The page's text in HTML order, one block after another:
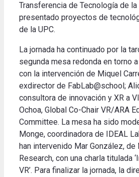
Transferencia de Tecnología de la
presentado proyectos de
de la UPC.
La jornada ha continuado por la
segunda mesa redonda en torno
con la intervención de Miquel
exdirector de FabLab@school;
consultora de innovación y XR a
Ochoa, Global Co-Chair VR/ARA
Committee. La mesa ha sido
Monge, coordinadora de IDEAL
han intervenido Mar González,
Research, con una charla titulada
VR’. Para finalizar la jornada, la